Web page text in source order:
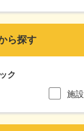
ら探す
ク
施設